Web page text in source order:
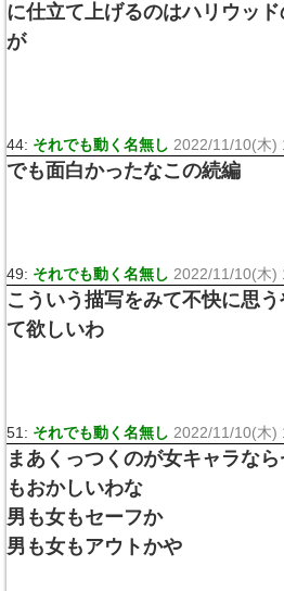
に仕立て上げるのはハリウッ
が
44: それでも動く名無し 2022/11/10(木)
でも面白かったなこの続編
49: それでも動く名無し 2022/11/10(木)
こういう描写をみて不快に思
て欲しいわ
51: それでも動く名無し 2022/11/10(木)
まあくっつくのが女キャラな
もおかしいわな
男も女もセーフか
男も女もアウトかや